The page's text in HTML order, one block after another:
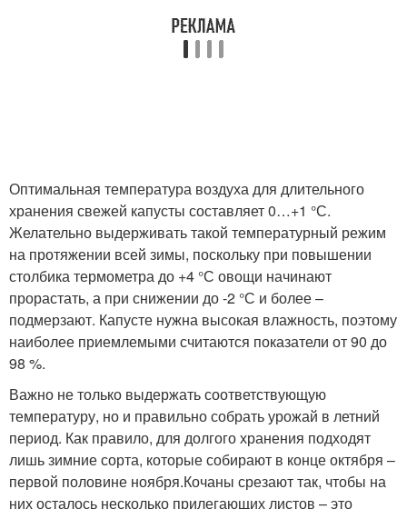
Оптимальная температура воздуха для длительного
хранения свежей капусты составляет 0…+1 °С.
Желательно выдерживать такой температурный режим
на протяжении всей зимы, поскольку при повышении
столбика термометра до +4 °С овощи начинают
прорастать, а при снижении до -2 °С и более –
подмерзают. Капусте нужна высокая влажность, поэтому
наиболее приемлемыми считаются показатели от 90 до
98 %.
Важно не только выдержать соответствующую
температуру, но и правильно собрать урожай в летний
период. Как правило, для долгого хранения подходят
лишь зимние сорта, которые собирают в конце октября –
первой половине ноября.Кочаны срезают так, чтобы на
них осталось несколько прилегающих листов – это